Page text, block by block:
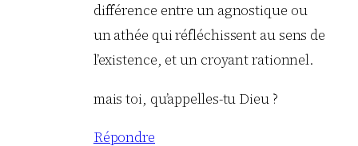
différence entre un agnostique ou
un athée qui réfléchissent au sens de
l’existence, et un croyant rationnel.
mais toi, qu’appelles-tu Dieu ?
Répondre